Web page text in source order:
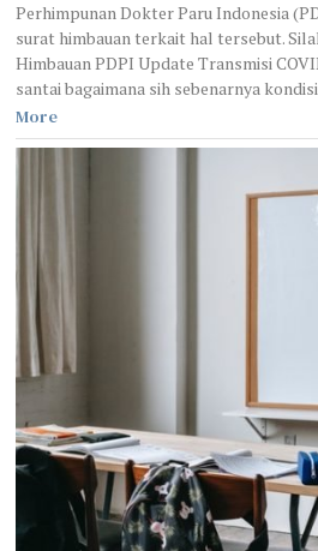
Perhimpunan Dokter Paru Indonesia
surat himbauan terkait hal tersebut.
Himbauan PDPI Update Transmisi
santai bagaimana sih sebenarnya
More